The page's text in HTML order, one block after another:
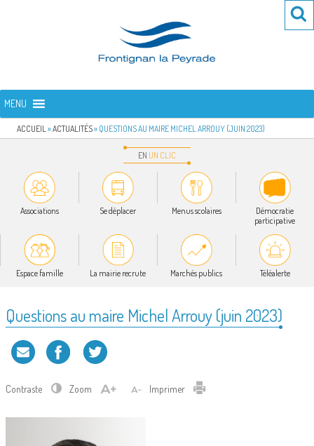
FRONTIGNAN LA PEYRADE
MENU
ACCUEIL »ACTUALITÉS» QUESTIONS AU MAIRE MICHEL ARROUY (JUIN 2023)
EN UN CLIC
Associations Se déplacer Menus scolaires
Démocratie
participative
Espace famille La mairie recrute Marchés publics Téléalerte
Questions au maire Michel Arrouy (juin 2023)
Contraste Zoom Imprimer